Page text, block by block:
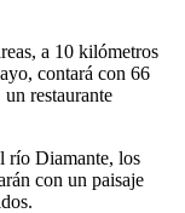
a 10 kilómetros
contará con 66
restaurante
río Diamante, los
con un paisaje